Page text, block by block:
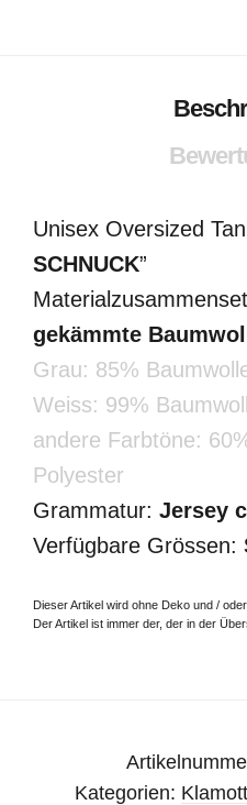
Unisex Oversized
SCHNUCK”
gekämmte
Grau: 85%
Weiss: 99%
andere Farbtöne:
Polyester
Grammatur: Jersey
Verfügbare Grössen:
Dieser Artikel wird ohne Deko und /
Der Artikel ist immer der, der in der
Kategorien: